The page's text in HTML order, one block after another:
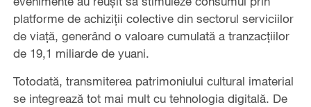
platforme de achiziții colective din sectorul serviciilor
de viață, generând o valoare cumulată a tranzacțiilor
de 19,1 miliarde de yuani.
Totodată, transmiterea patrimoniului cultural imaterial
se integrează tot mai mult cu tehnologia digitală. De